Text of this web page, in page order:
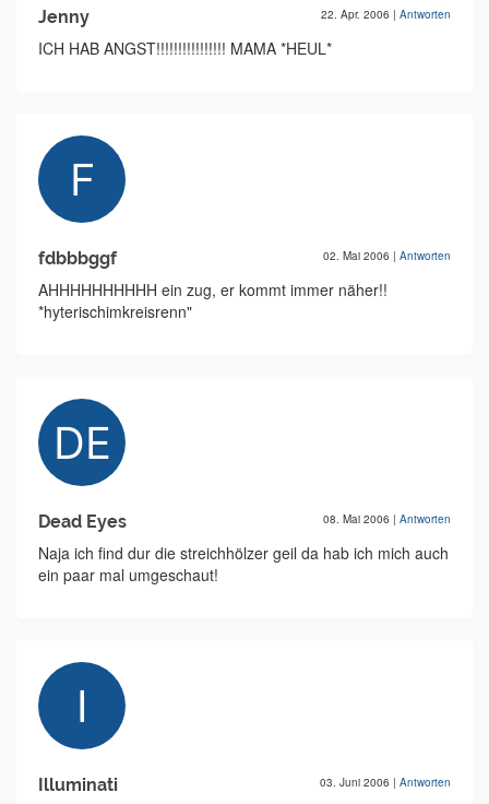
Jenny 22. Apr. 2006 | Antworten
ICH HAB ANGST!!!!!!!!!!!!!!!! MAMA *HEUL*
fdbbbggf 02. Mai 2006 | Antworten
AHHHHHHHHHH ein zug, er kommt immer näher!!
*hyterischimkreisrenn"
Dead Eyes 08. Mai 2006 | Antworten
Naja ich find dur die streichhölzer geil da hab ich mich auch
ein paar mal umgeschaut!
Illuminati 03. Juni 2006 | Antworten